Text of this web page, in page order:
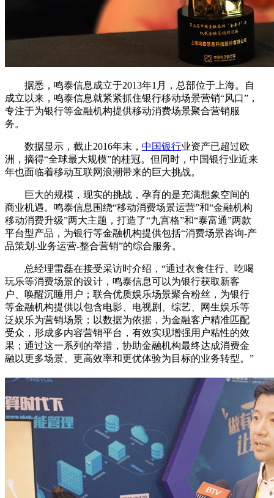
据悉，鸣泰信息成立于2013年1月，总部位于上海。自
成立以来，鸣泰信息就紧紧抓住银行移动场景营销“风口”，
专注于为银行等金融机构提供移动消费场景聚合营销服
务。
数据显示，截止2016年末， 中国银行业资产已超过欧
洲，摘得“全球最大规模”的桂冠。但同时，中国银行业近来
年也面临着移动互联网浪潮带来的巨大挑战。
巨大的规模，现实的挑战，孕育的是充满想象空间的
商业机遇。鸣泰信息围绕“移动消费场景运营”和“金融机构
移动消费升级”两大主题，打造了“九宫格”和“泰富通”两款
平台型产品，为银行等金融机构提供包括“消费场景咨询-产
品策划-业务运营-整合营销”的综合服务。
总经理雷磊在接受采访时介绍，“通过衣食住行、吃喝
玩乐等消费场景的设计，鸣泰信息可以为银行获取新客
户、唤醒沉睡用户；联合优质娱乐场景聚合粉丝，为银行
等金融机构提供以包含电影、电视剧、综艺、网生娱乐等
泛娱乐为营销场景；以数据为依据，为金融客户精准匹配
受众，形成多内容营销平台，有效实现增强用户粘性的效
果；通过这一系列的举措，协助金融机构最终达成消费金
融以更多场景、更高效率和更优体验为目标的业务转型。”